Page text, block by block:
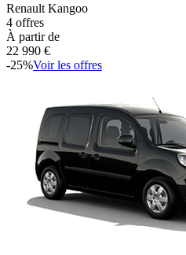
Renault Kangoo
4 offres
À partir de
22 990 €
-25%Voir les offres